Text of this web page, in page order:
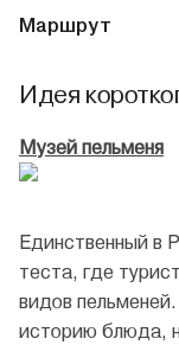
Маршрут
Идея
Музей пельменя
Единственный в
теста, где
видов
историю блюда,